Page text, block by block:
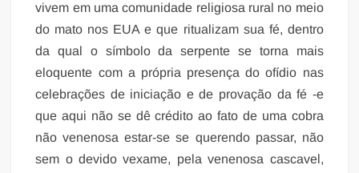
vivem em uma comunidade religiosa rural no meio
do mato nos EUA e que ritualizam sua fé, dentro
da qual o símbolo da serpente se torna mais
eloquente com a própria presença do ofídio nas
celebrações de iniciação e de provação da fé -e
que aqui não se dê crédito ao fato de uma cobra
não venenosa estar-se se querendo passar, não
sem o devido vexame, pela venenosa cascavel,